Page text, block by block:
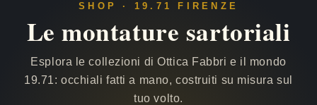
SHOP · 19.71 FIRENZE
Le montature sartoriali
Esplora le collezioni di Ottica Fabbri e il mondo
19.71: occhiali fatti a mano, costruiti su misura sul
tuo volto.